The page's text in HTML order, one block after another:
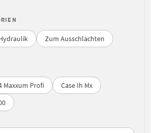
Zum Ausschlachten
Maxxum Profi
Case Ih Mx